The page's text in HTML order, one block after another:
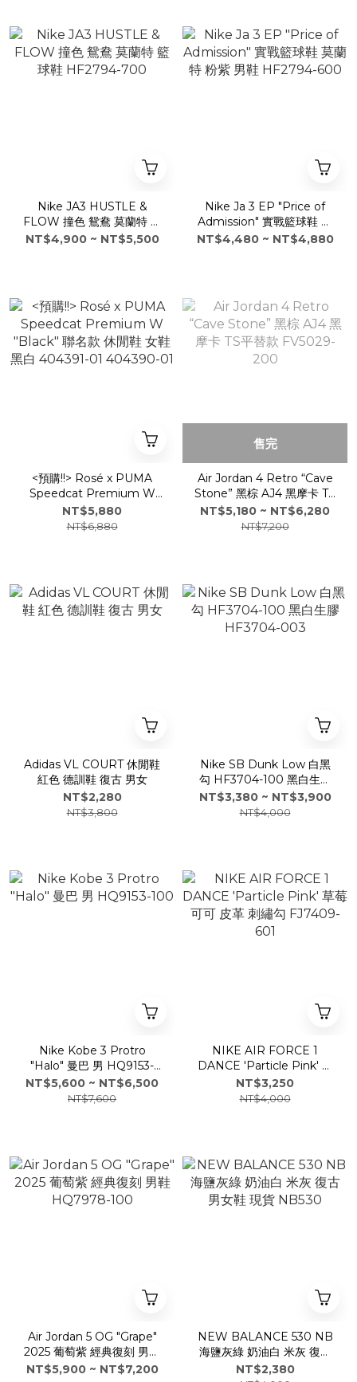
Nike JA3 HUSTLE &
FLOW 撞色 鴛鴦 莫蘭特 籃
球鞋 HF2794-700
NT$4,900 ~ NT$5,500
Nike Ja 3 EP "Price of
Admission" 實戰籃球鞋 莫
蘭特 粉紫 男鞋 HF2794-
NT$4,480 ~ NT$4,880
<預購!!> Rosé x PUMA
Speedcat Premium W
"Black" 聯名款 休閒鞋 女鞋
黑白 404391-01 404390-
NT$5,880
NT$6,880
售完
Air Jordan 4 Retro “Cave
Stone” 黑棕 AJ4 黑摩卡 TS
平替款 FV5029-200
NT$5,180 ~ NT$6,280
NT$7,200
Adidas VL COURT 休閒鞋
紅色 德訓鞋 復古 男女
NT$2,280
NT$3,800
Nike SB Dunk Low 白黑
勾 HF3704-100 黑白生膠
HF3704-003
NT$3,380 ~ NT$3,900
NT$4,000
Nike Kobe 3 Protro
"Halo" 曼巴 男 HQ9153-
100
NT$5,600 ~ NT$6,500
NT$7,600
NIKE AIR FORCE 1
DANCE 'Particle Pink' 草
莓可可 皮革 刺繡勾
FJ7409-601
NT$3,250
NT$4,000
Air Jordan 5 OG "Grape"
2025 葡萄紫 經典復刻 男鞋
HQ7978-100
NT$5,900 ~ NT$7,200
NEW BALANCE 530 NB
海鹽灰綠 奶油白 米灰 復古
男女鞋 現貨 NB530
NT$2,380